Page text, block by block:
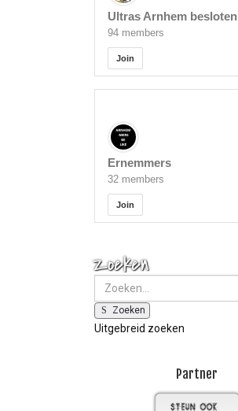
Ultras Arnhem besloten
94 members
Join
Ernemmers
32 members
Join
Zoeken
Zoeken
Uitgebreid zoeken
Partner